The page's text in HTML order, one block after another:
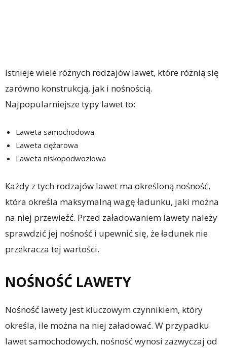
Istnieje wiele różnych rodzajów lawet, które różnią się
zarówno konstrukcją, jak i nośnością.
Najpopularniejsze typy lawet to:
Laweta samochodowa
Laweta ciężarowa
Laweta niskopodwoziowa
Każdy z tych rodzajów lawet ma określoną nośność,
która określa maksymalną wagę ładunku, jaki można
na niej przewieźć. Przed załadowaniem lawety należy
sprawdzić jej nośność i upewnić się, że ładunek nie
przekracza tej wartości.
NOŚNOŚĆ LAWETY
Nośność lawety jest kluczowym czynnikiem, który
określa, ile można na niej załadować. W przypadku
lawet samochodowych, nośność wynosi zazwyczaj od